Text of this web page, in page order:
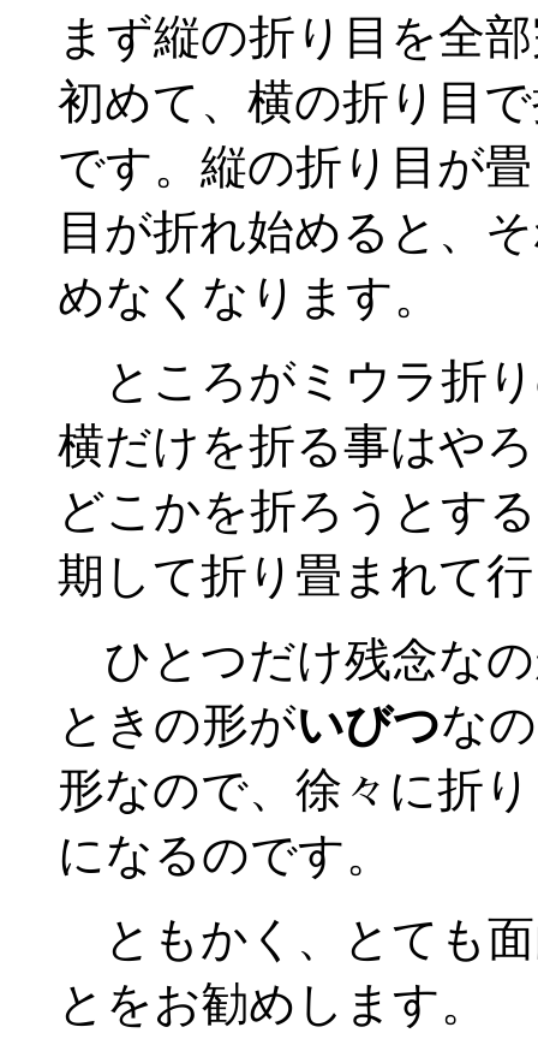
まず縦の折り目を全
初めて、横の折り目
です。縦の折り目が
目が折れ始めると、
めなくなります。
ところがミウラ折
横だけを折る事はや
どこかを折ろうとす
期して折り畳まれて
ひとつだけ残念な
ときの形がいびつな
形なので、徐々に折
になるのです。
ともかく、とても
とをお勧めします。